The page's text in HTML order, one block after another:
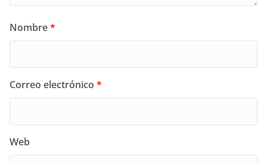
Nombre*
Correo electrónico *
Web